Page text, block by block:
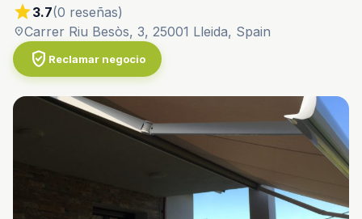
star3.7(0 reseñas)
location_onCarrer Riu Besòs, 3, 25001 Lleida, Spain
verified_user Reclamar negocio